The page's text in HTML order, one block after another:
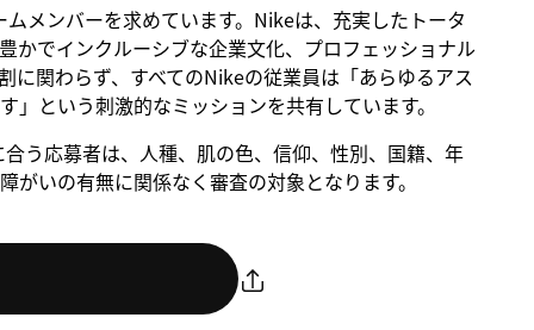
メンバーを求めています。Nikeは、充実したトータ
かでインクルーシブな企業文化、プロフェッショナル
に関わらず、すべてのNikeの従業員は「あらゆるアス
という刺激的なミッションを共有しています。
う応募者は、人種、肌の色、信仰、性別、国籍、年
いの有無に関係なく審査の対象となります。